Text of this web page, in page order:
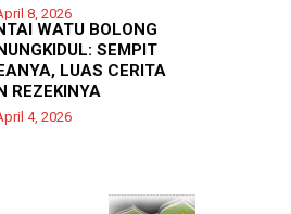
8, 2026
WATU BOLONG
SEMPIT
LUAS CERITA
REZEKINYA
4, 2026